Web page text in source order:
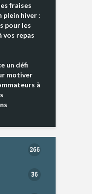
fraises
plein hiver :
pour les
vos repas
un défi
motiver
à
266
36